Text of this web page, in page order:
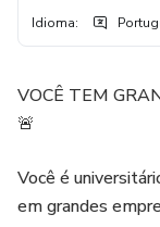
Idioma:
VOCÊ TEM
🚨
Você é
em grandes